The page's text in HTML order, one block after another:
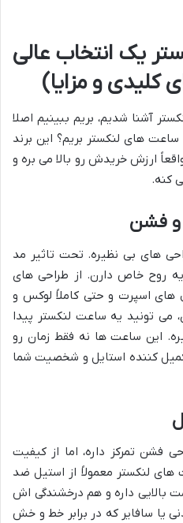
یک انتخاب عالی
کلیدی و مزایا)
آشنا شدیم، بریم ببینیم اصلا
ساعت های لنکستر بریم؟ این برند
ارزش خریدش رو بالا می بره و
کنه.
و فشن
های بی نظیره. تحت تاثیر مد
یه روح خاص دارن. از طراحی های
های اسپرت و حتی کاملاً لوکس و
تونید یه ساعت لنکستر پیدا
این ساعت ها نه فقط زمان رو
کننده استایل و شخصیت شما
فشن تمرکز داره، اما از کیفیت
لنکستر معمولاً از استیل ضد
بالایی داره و هم درخشندگی اش
یا سافایر که در برابر خط و خش